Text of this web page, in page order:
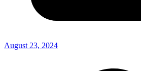
August 23, 2024